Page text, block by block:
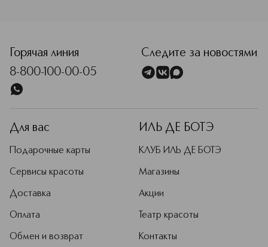
Горячая линия
8-800-100-00-05
Следите за новостями
Для вас
Подарочные карты
Сервисы красоты
Доставка
Оплата
Обмен и возврат
ИЛЬ ДЕ БОТЭ
КЛУБ ИЛЬ ДЕ БОТЭ
Магазины
Акции
Театр красоты
Контакты